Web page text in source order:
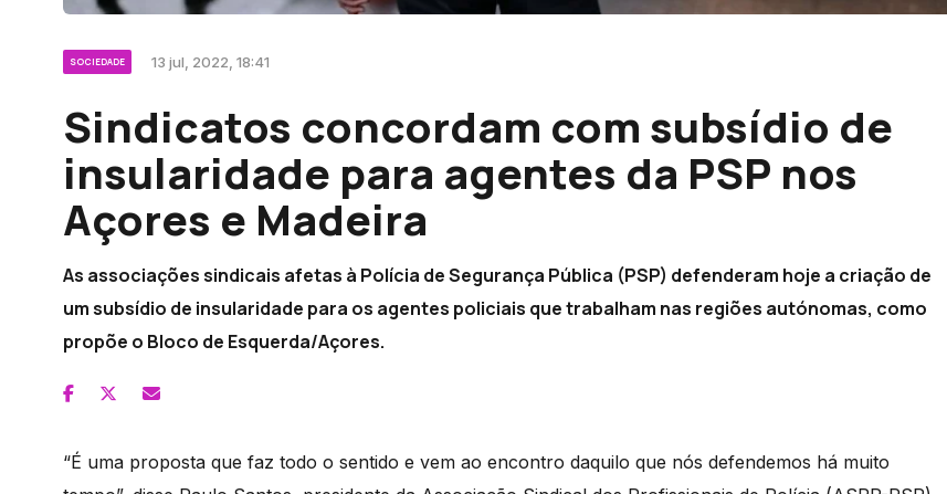
SOCIEDADE 13 jul, 2022, 18:41
Sindicatos concordam com subsídio de
insularidade para agentes da PSP nos
Açores e Madeira
As associações sindicais afetas à Polícia de Segurança Pública (PSP) defenderam hoje a criação de
um subsídio de insularidade para os agentes policiais que trabalham nas regiões autónomas, como
propõe o Bloco de Esquerda/Açores.
“É uma proposta que faz todo o sentido e vem ao encontro daquilo que nós defendemos há muito